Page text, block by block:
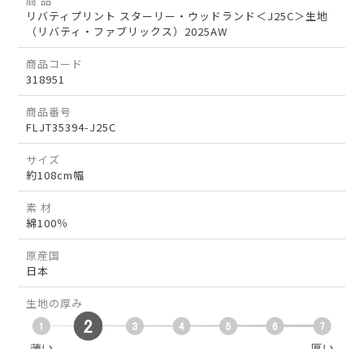
リバティプリント スターリー・ウッドランド＜J25C＞生地
（リバティ・ファブリックス）2025AW
商品コード
318951
商品番号
FLJT35394-J25C
サイズ
約108cm幅
素 材
綿100％
原産国
日本
生地の厚み